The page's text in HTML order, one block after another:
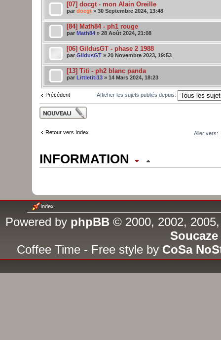
[07] docgt - mon Alain Oreille
par docgt » 30 Septembre 2024, 13:48
[84] Math84 - ph1 rouge
par Math84 » 28 Août 2024, 21:08
[06] GildusGT - phase 2 1988
par GildusGT » 20 Novembre 2023, 19:53
[13] Titi - ph2 blanc panda
par Littletiti13 » 14 Mars 2024, 18:23
Précédent Afficher les sujets publiés depuis:
Publier un nouveau
sujet
Retour vers Index Aller vers:
INFORMATION
Utilisateur(s) parcourant
16 invité(s)
PERMISSIONS DU FORUM
Index
Powered by phpBB© 2000, 2002,
Soucaze
Coffee Time - Free style by CoSa